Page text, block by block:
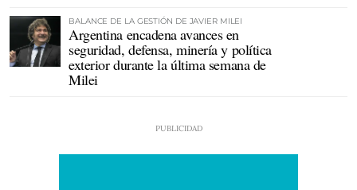
BALANCE DE LA GESTIÓN DE JAVIER MILEI
Argentina encadena avances en
seguridad, defensa, minería y política
exterior durante la última semana de
Milei